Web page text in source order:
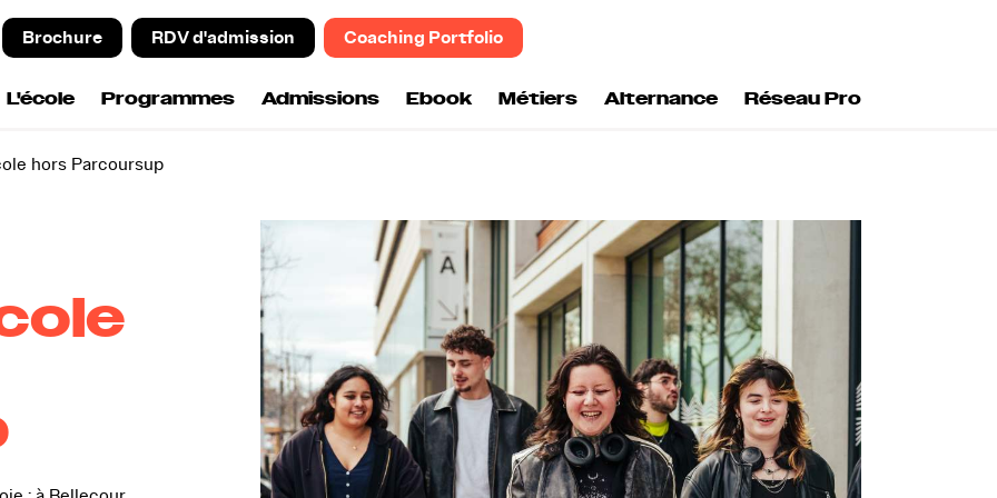
hors Parcoursup
Brochure RDV d'admission Coaching Portfolio
L'école Programmes Admissions Ebook Métiers Alternance Réseau Pro